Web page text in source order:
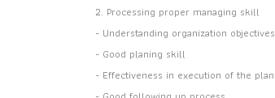
2. Processing proper managing skill
- Understanding organization objectives
- Good planing skill
- Effectiveness in execution of the plan